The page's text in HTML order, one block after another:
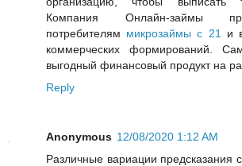
Компания Онлайн-займы
потребителям микрозаймы с 21
и
коммерческих формирований.
выгодный финансовый продукт на
Reply
Anonymous 12/08/2020 1:12 AM
Различные вариации предсказания